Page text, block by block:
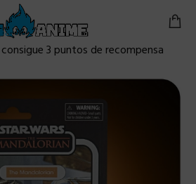
3 puntos de recompensa